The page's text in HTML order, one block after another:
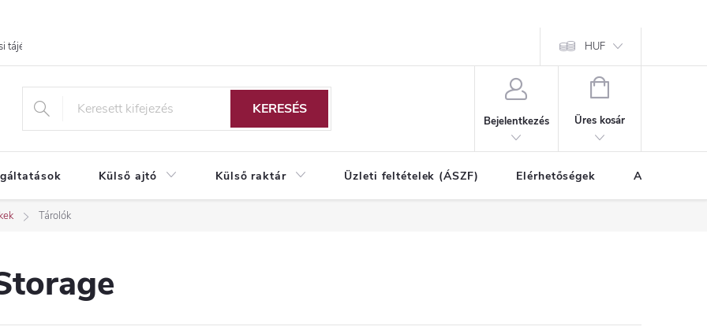
tájékoztató HUF
KERESÉS
Bejelentkezés
KOSÁR
Üres kosár
Külső ajtó Külső raktár Üzleti feltételek (ÁSZF) Elérhetőségek A vásárlás
Tárolók